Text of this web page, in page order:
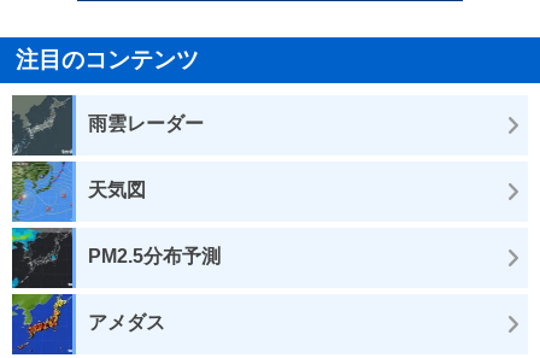
注目のコンテンツ
雨雲レーダー
天気図
PM2.5分布予測
アメダス